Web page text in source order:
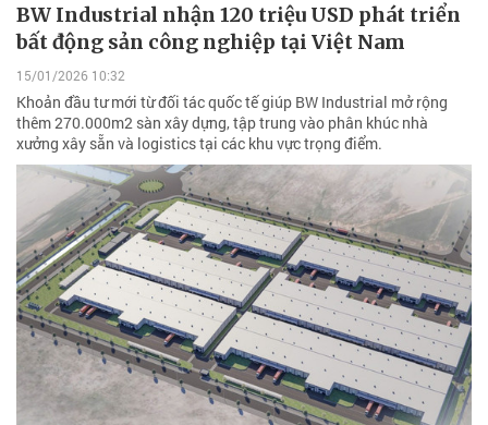
BW Industrial nhận 120 triệu USD phát triển
bất động sản công nghiệp tại Việt Nam
15/01/2026 10:32
Khoản đầu tư mới từ đối tác quốc tế giúp BW Industrial mở rộng
thêm 270.000m2 sàn xây dựng, tập trung vào phân khúc nhà
xưởng xây sẵn và logistics tại các khu vực trọng điểm.